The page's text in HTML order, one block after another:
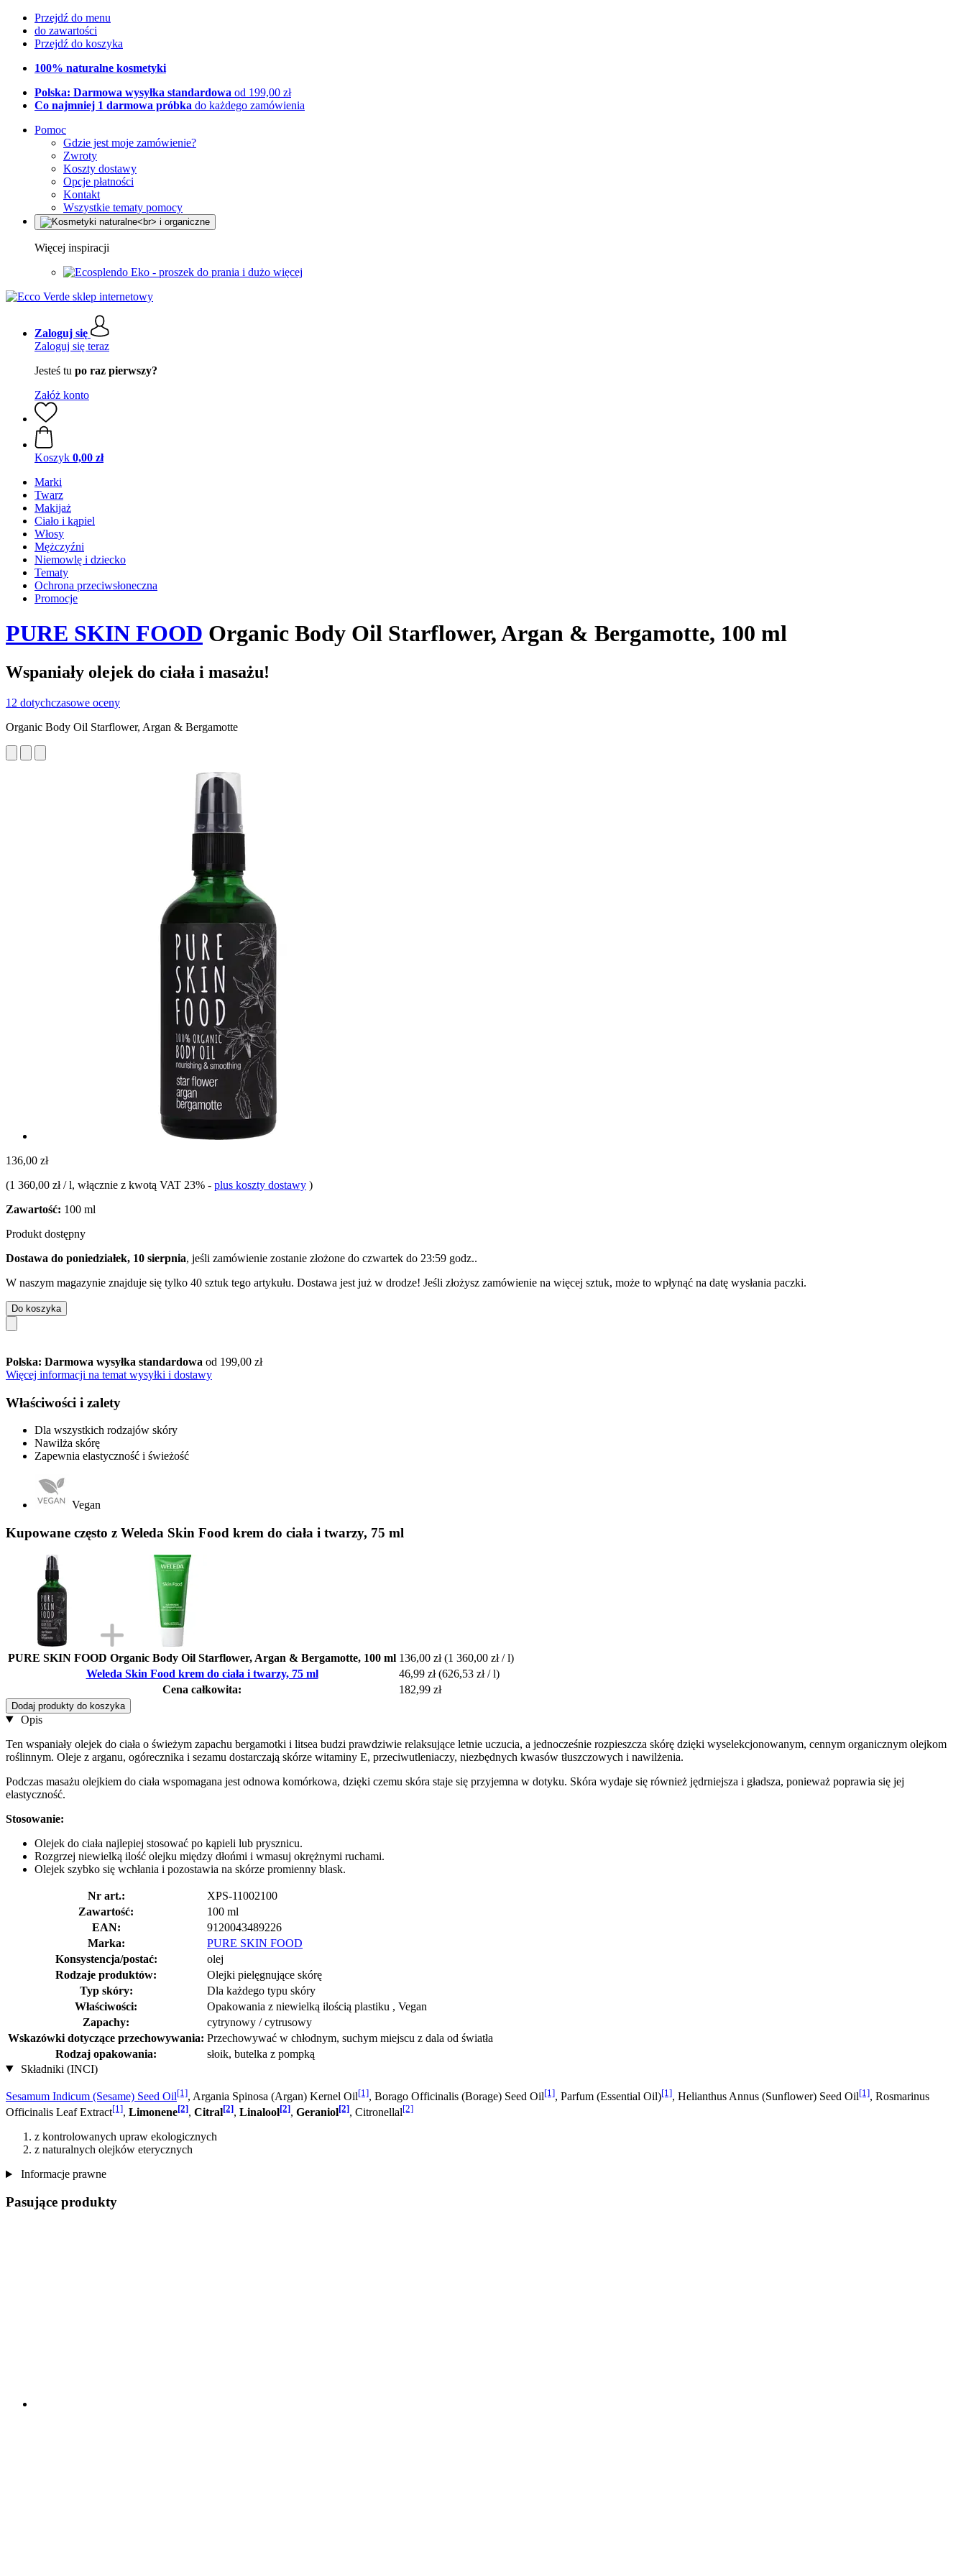
Przejdź do menu
do zawartości
Przejdź do koszyka
100% naturalne kosmetyki
Polska: Darmowa wysyłka standardowa od 199,00 zł
Co najmniej 1 darmowa próbka do każdego zamówienia
Pomoc
Gdzie jest moje zamówienie?
Zwroty
Koszty dostawy
Opcje płatności
Kontakt
Wszystkie tematy pomocy
Więcej inspiracji
Eko - proszek do prania i dużo więcej
Zaloguj się
Zaloguj się teraz
Jesteś tu po raz pierwszy?
Załóż konto
Koszyk 0,00 zł
Marki
Twarz
Makijaż
Ciało i kąpiel
Włosy
Mężczyźni
Niemowlę i dziecko
Tematy
Ochrona przeciwsłoneczna
Promocje
PURE SKIN FOOD Organic Body Oil Starflower, Argan & Bergamotte, 100 ml
Wspaniały olejek do ciała i masażu!
12 dotychczasowe oceny
Organic Body Oil Starflower, Argan & Bergamotte
136,00 zł
(1 360,00 zł / l, włącznie z kwotą VAT 23% - plus koszty dostawy )
Zawartość: 100 ml
Produkt dostępny
Dostawa do poniedziałek, 10 sierpnia, jeśli zamówienie zostanie złożone do czwartek do 23:59 godz..
W naszym magazynie znajduje się tylko 40 sztuk tego artykułu. Dostawa jest już w drodze! Jeśli złożysz zamówienie na więcej sztuk, może to wpłynąć na datę wysłania paczki.
Do koszyka
Polska: Darmowa wysyłka standardowa od 199,00 zł
Więcej informacji na temat wysyłki i dostawy
Właściwości i zalety
Dla wszystkich rodzajów skóry
Nawilża skórę
Zapewnia elastyczność i świeżość
Vegan
Kupowane często z Weleda Skin Food krem do ciała i twarzy, 75 ml
PURE SKIN FOOD Organic Body Oil Starflower, Argan & Bergamotte, 100 ml 136,00 zł (1 360,00 zł / l)
Weleda Skin Food krem do ciała i twarzy, 75 ml
46,99 zł (626,53 zł / l)
Cena całkowita:
182,99 zł
Dodaj produkty do koszyka
Opis
Ten wspaniały olejek do ciała o świeżym zapachu bergamotki i litsea budzi prawdziwie relaksujące letnie uczucia, a jednocześnie rozpieszcza skórę dzięki wyselekcjonowanym, cennym organicznym olejkom
roślinnym. Oleje z arganu, ogórecznika i sezamu dostarczają skórze witaminy E, przeciwutleniaczy, niezbędnych kwasów tłuszczowych i nawilżenia.
Podczas masażu olejkiem do ciała wspomagana jest odnowa komórkowa, dzięki czemu skóra staje się przyjemna w dotyku. Skóra wydaje się również jędrniejsza i gładsza, ponieważ poprawia się jej
elastyczność.
Stosowanie:
Olejek do ciała najlepiej stosować po kąpieli lub prysznicu.
Rozgrzej niewielką ilość olejku między dłońmi i wmasuj okrężnymi ruchami.
Olejek szybko się wchłania i pozostawia na skórze promienny blask.
Nr art.:
XPS-11002100
Zawartość:
100 ml
EAN:
9120043489226
Marka:
PURE SKIN FOOD
Konsystencja/postać:
olej
Rodzaje produktów:
Olejki pielęgnujące skórę
Typ skóry:
Dla każdego typu skóry
Właściwości:
Opakowania z niewielką ilością plastiku , Vegan
Zapachy:
cytrynowy / cytrusowy
Wskazówki dotyczące przechowywania: Przechowywać w chłodnym, suchym miejscu z dala od światła
Rodzaj opakowania:
słoik, butelka z pompką
Składniki (INCI)
Sesamum Indicum (Sesame) Seed Oil[1], Argania Spinosa (Argan) Kernel Oil[1], Borago Officinalis (Borage) Seed Oil[1], Parfum (Essential Oil)[1], Helianthus Annus (Sunflower) Seed Oil[1], Rosmarinus
Officinalis Leaf Extract[1], Limonene[2], Citral[2], Linalool[2], Geraniol[2], Citronellal[2]
z kontrolowanych upraw ekologicznych
z naturalnych olejków eterycznych
Informacje prawne
Pasujące produkty